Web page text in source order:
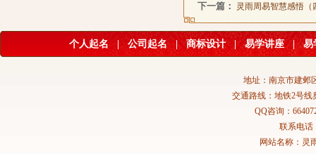
下一篇： 灵雨周易智慧感悟（
个人起名 公司起名 | 商标设计 | 易学讲座 | 易
地址：南京市建邺
交通路线：地铁2号线
QQ咨询：
联系电话
网站名称：灵